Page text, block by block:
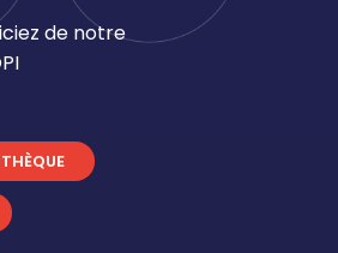
de notre